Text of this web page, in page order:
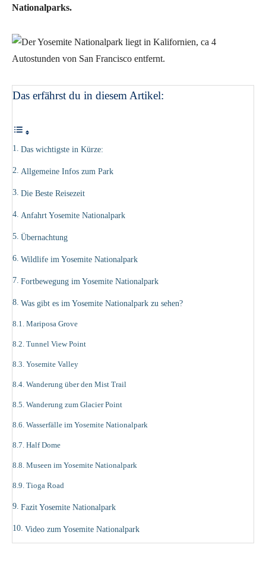
Nationalparks.
Das erfährst du in diesem Artikel:
Das wichtigste in Kürze:
Allgemeine Infos zum Park
Die Beste Reisezeit
Anfahrt Yosemite Nationalpark
Übernachtung
Wildlife im Yosemite Nationalpark
Fortbewegung im Yosemite Nationalpark
Was gibt es im Yosemite Nationalpark zu sehen?
Mariposa Grove
Tunnel View Point
Yosemite Valley
Wanderung über den Mist Trail
Wanderung zum Glacier Point
Wasserfälle im Yosemite Nationalpark
Half Dome
Museen im Yosemite Nationalpark
Tioga Road
Fazit Yosemite Nationalpark
Video zum Yosemite Nationalpark